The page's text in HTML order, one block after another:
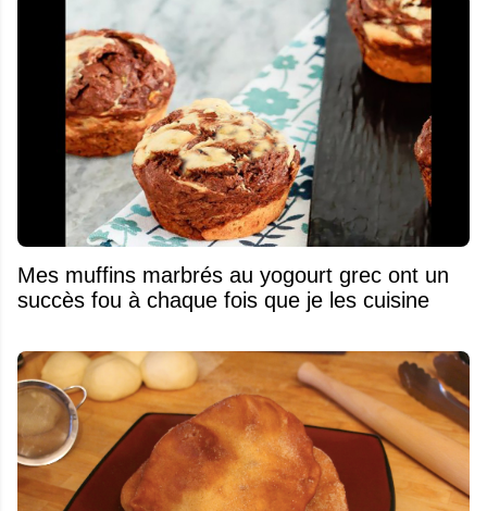
Mes muffins marbrés au yogourt grec ont un
succès fou à chaque fois que je les cuisine